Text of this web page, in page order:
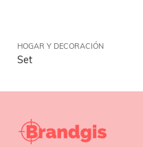
HOGAR Y DECORACIÓN
Set